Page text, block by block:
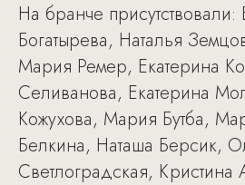
На бранче присутствовали:
Богатырева, Наталья
Мария Ремер, Екатерина
Селиванова, Екатерина
Кожухова, Мария Бутба,
Белкина, Наташа Берсик,
Светлоградская,